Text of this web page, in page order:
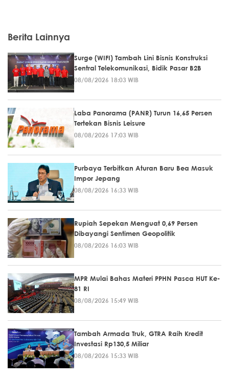
Berita Lainnya
Surge (WIFI) Tambah Lini Bisnis Konstruksi
Sentral Telekomunikasi, Bidik Pasar B2B
08/08/2026 18:03 WIB
Laba Panorama (PANR) Turun 16,65 Persen
Tertekan Bisnis Leisure
08/08/2026 17:03 WIB
Purbaya Terbitkan Aturan Baru Bea Masuk
Impor Jepang
08/08/2026 16:33 WIB
Rupiah Sepekan Menguat 0,69 Persen
Dibayangi Sentimen Geopolitik
08/08/2026 16:03 WIB
MPR Mulai Bahas Materi PPHN Pasca HUT Ke-
81 RI
08/08/2026 15:49 WIB
Tambah Armada Truk, GTRA Raih Kredit
Investasi Rp130,5 Miliar
08/08/2026 15:33 WIB